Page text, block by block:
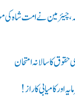
چیئرمین نے امت شاہ
کا سالانہ امتحان
کامیابی کا راز !